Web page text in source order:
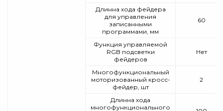
Длинна хода фейдера
для управления
записанными
программами, мм
60
Функция управляемой
RGB подсветки
фейдеров
Нет
Многофункциональный
моторизованный кросс-
фейдер, шт
2
Длинна хода
многофункционального